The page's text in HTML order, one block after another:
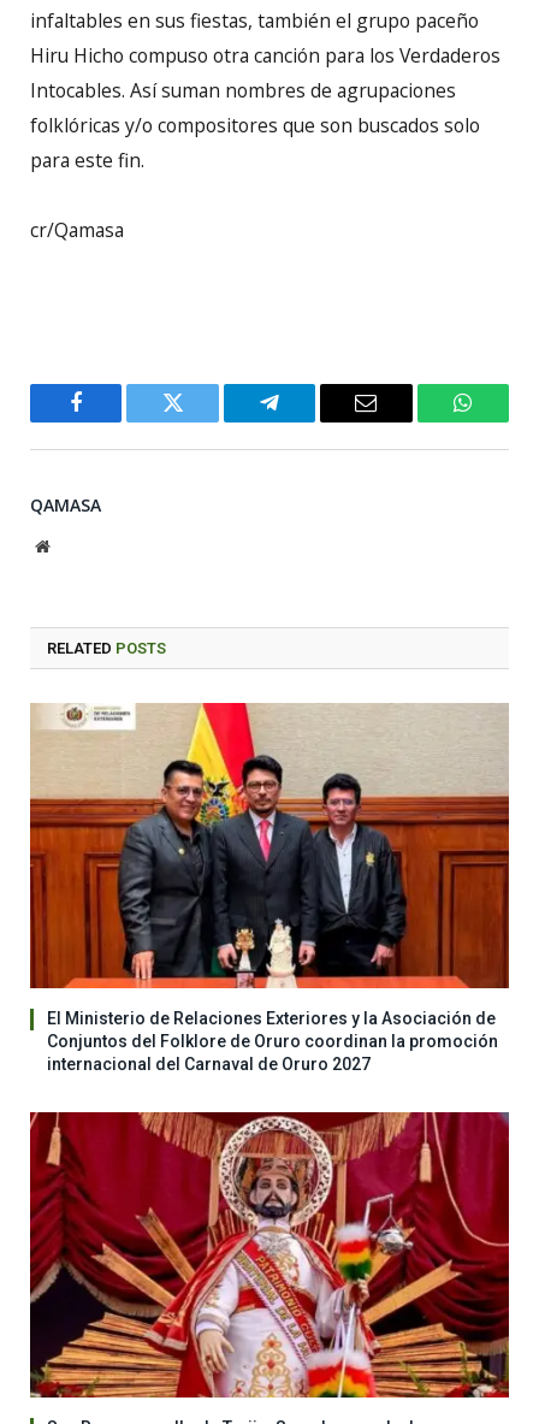
infaltables en sus fiestas, también el grupo paceño
Hiru Hicho compuso otra canción para los Verdaderos
Intocables. Así suman nombres de agrupaciones
folklóricas y/o compositores que son buscados solo
para este fin.
cr/Qamasa
Facebook Twitter Telegram Email
QAMASA
Website
RELATED POSTS
El Ministerio de Relaciones Exteriores y la Asociación de
Conjuntos del Folklore de Oruro coordinan la promoción
internacional del Carnaval de Oruro 2027